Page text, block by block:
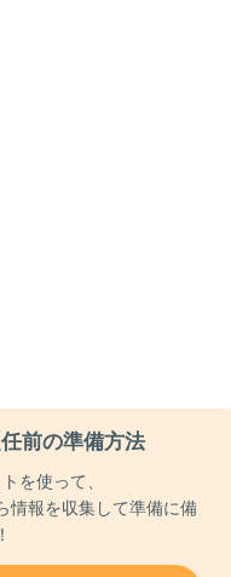
前の準備方法
を使って、
情報を収集して準備に備